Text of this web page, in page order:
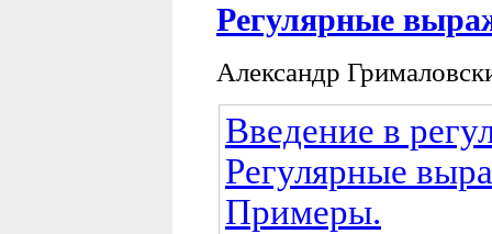
Регулярные
Александр
Введение в
Регулярные
Примеры.